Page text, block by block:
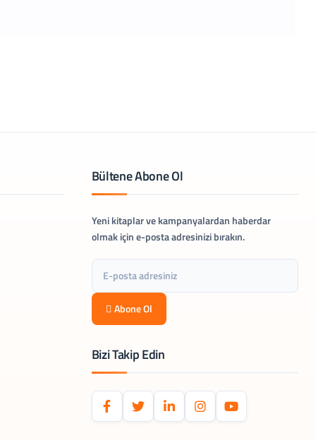
Bültene Abone Ol
Yeni kitaplar ve kampanyalardan haberdar
olmak için e-posta adresinizi bırakın.
Abone Ol
Bizi Takip Edin